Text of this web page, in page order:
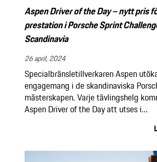
Aspen Driver of the Day – nytt pris
prestation i Porsche Sprint
Scandinavia
26 april, 2024
Specialbränsletillverkaren Aspen
engagemang i de skandinaviska
mästerskapen. Varje tävlingshelg
Aspen Driver of the Day att utses i...